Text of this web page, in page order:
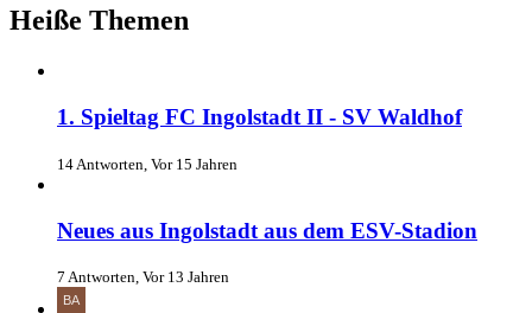
Heiße Themen
1. Spieltag FC Ingolstadt II - SV Waldhof
14 Antworten, Vor 15 Jahren
Neues aus Ingolstadt aus dem ESV-Stadion
7 Antworten, Vor 13 Jahren